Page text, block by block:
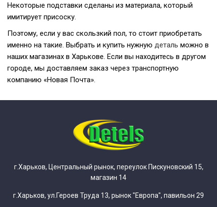
Некоторые подставки сделаны из материала, который
имитирует присоску.
Поэтому, если у вас скользкий пол, то стоит приобретать
именно на такие. Выбрать и купить нужную деталь можно в
наших магазинах в Харькове. Если вы находитесь в другом
городе, мы доставляем заказ через транспортную
компанию «Новая Почта».
г.Харьков, Центральный рынок, переулок Пискуновский 15,
магазин 14
г.Харьков, ул.Героев Труда 13, рынок "Европа", павильон 29